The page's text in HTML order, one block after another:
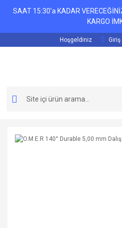
SAAT 15:30'a KADAR
KARGO
Hoşgeldiniz Giriş